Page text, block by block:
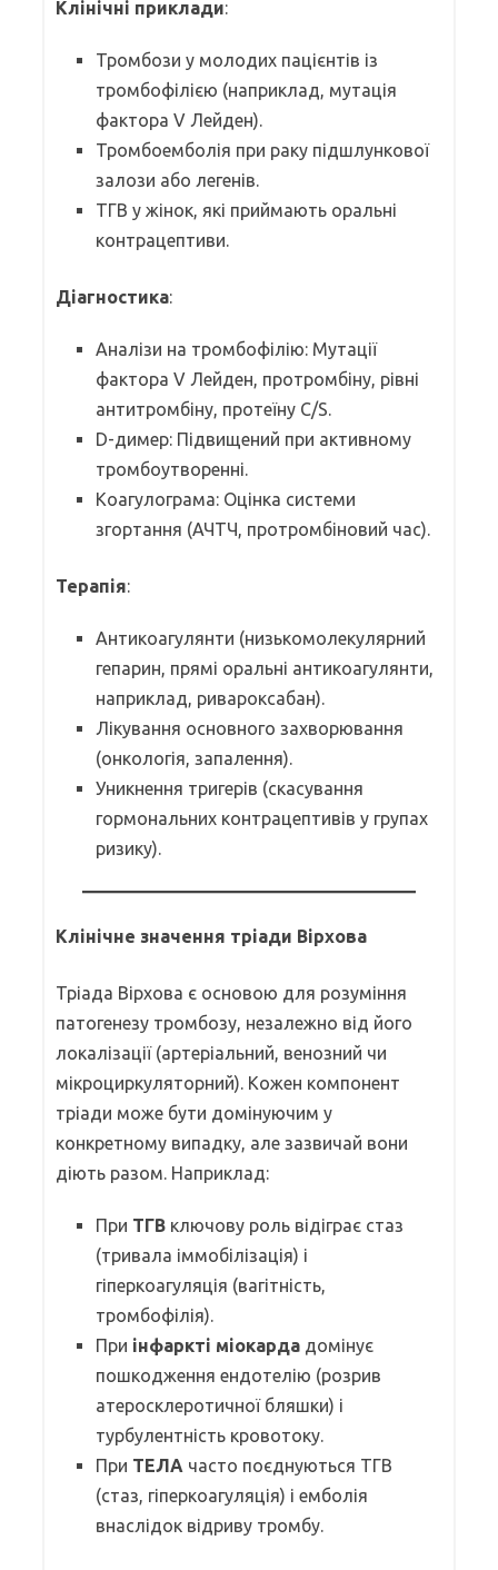
Клінічні приклади:
Тромбози у молодих пацієнтів із
тромбофілією (наприклад, мутація
фактора V Лейден).
Тромбоемболія при раку підшлункової
залози або легенів.
ТГВ у жінок, які приймають оральні
контрацептиви.
Діагностика:
Аналізи на тромбофілію: Мутації
фактора V Лейден, протромбіну, рівні
антитромбіну, протеїну C/S.
D-димер: Підвищений при активному
тромбоутворенні.
Коагулограма: Оцінка системи
згортання (АЧТЧ, протромбіновий час).
Терапія:
Антикоагулянти (низькомолекулярний
гепарин, прямі оральні антикоагулянти,
наприклад, ривароксабан).
Лікування основного захворювання
(онкологія, запалення).
Уникнення тригерів (скасування
гормональних контрацептивів у групах
ризику).
Клінічне значення тріади Вірхова
Тріада Вірхова є основою для розуміння
патогенезу тромбозу, незалежно від його
локалізації (артеріальний, венозний чи
мікроциркуляторний). Кожен компонент
тріади може бути домінуючим у
конкретному випадку, але зазвичай вони
діють разом. Наприклад:
При ТГВ ключову роль відіграє стаз
(тривала іммобілізація) і
гіперкоагуляція (вагітність,
тромбофілія).
При інфаркті міокарда домінує
пошкодження ендотелію (розрив
атеросклеротичної бляшки) і
турбулентність кровотоку.
При ТЕЛА часто поєднуються ТГВ
(стаз, гіперкоагуляція) і емболія
внаслідок відриву тромбу.